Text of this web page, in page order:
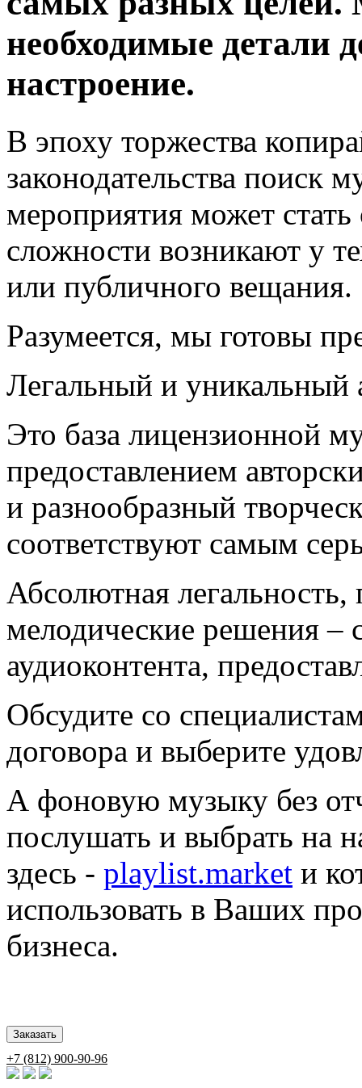
необходимые детали
настроение.
В эпоху торжества
законодательства поиск
мероприятия может
сложности возникают у
или публичного вещания.
Разумеется, мы готовы
Легальный и уникальный
Это база лицензионной
предоставлением
и разнообразный
соответствуют самым
Абсолютная
мелодические решения –
аудиоконтента,
Обсудите со
договора и выберите
А фоновую музыку без
послушать и выбрать на
здесь - playlist.market и
использовать в Ваших
бизнеса.
+7 (812) 900-90-96